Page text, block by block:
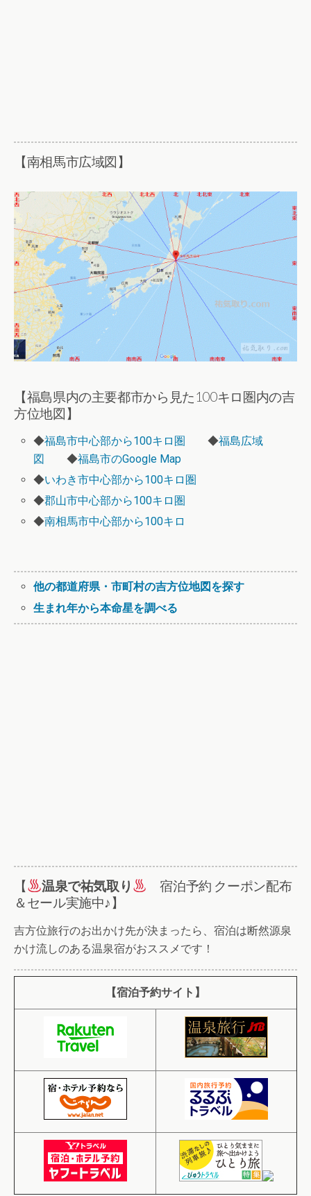
【南相馬市広域図】
【福島県内の主要都市から見た100キロ圏内の吉
方位地図】
◆福島市中心部から100キロ圏 ◆福島広域
図 ◆福島市のGoogle Map
◆いわき市中心部から100キロ圏
◆郡山市中心部から100キロ圏
◆南相馬市中心部から100キロ
他の都道府県・市町村の吉方位地図を探す
生まれ年から本命星を調べる
【 温泉で祐気取り
宿泊予約 クーポン配布
＆セール実施中♪】
吉方位旅行のお出かけ先が決まったら、宿泊は断然源泉
かけ流しのある温泉宿がおススメです！
【宿泊予約サイト】